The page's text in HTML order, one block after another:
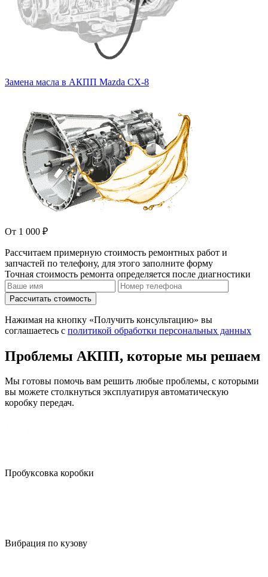
Замена масла в АКПП Mazda CX-8
От 1 000 ₽
Рассчитаем примерную стоимость ремонтных работ и
запчастей по телефону, для этого заполните форму
Точная стоимость ремонта определяется после диагностики
Рассчитать стоимость
Нажимая на кнопку «Получить консультацию» вы
соглашаетесь с политикой обработки персональных данных
Проблемы АКПП, которые мы решаем
Мы готовы помочь вам решить любые проблемы, с которыми
вы можете столкнуться эксплуатируя автоматическую
коробку передач.
Пробуксовка коробки
Вибрация по кузову